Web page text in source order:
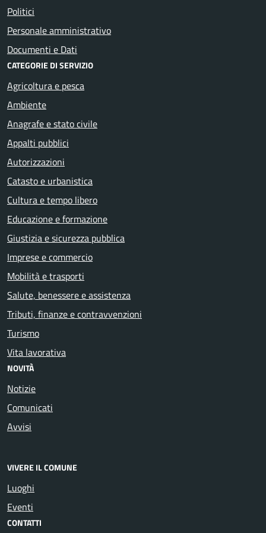
Politici
Personale amministrativo
Documenti e Dati
CATEGORIE DI SERVIZIO
Agricoltura e pesca
Ambiente
Anagrafe e stato civile
Appalti pubblici
Autorizzazioni
Catasto e urbanistica
Cultura e tempo libero
Educazione e formazione
Giustizia e sicurezza pubblica
Imprese e commercio
Mobilità e trasporti
Salute, benessere e assistenza
Tributi, finanze e contravvenzioni
Turismo
Vita lavorativa
NOVITÀ
Notizie
Comunicati
Avvisi
VIVERE IL COMUNE
Luoghi
Eventi
CONTATTI